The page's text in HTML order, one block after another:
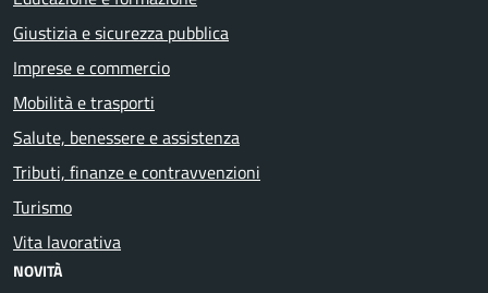
Giustizia e sicurezza pubblica
Imprese e commercio
Mobilità e trasporti
Salute, benessere e assistenza
Tributi, finanze e contravvenzioni
Turismo
Vita lavorativa
NOVITÀ